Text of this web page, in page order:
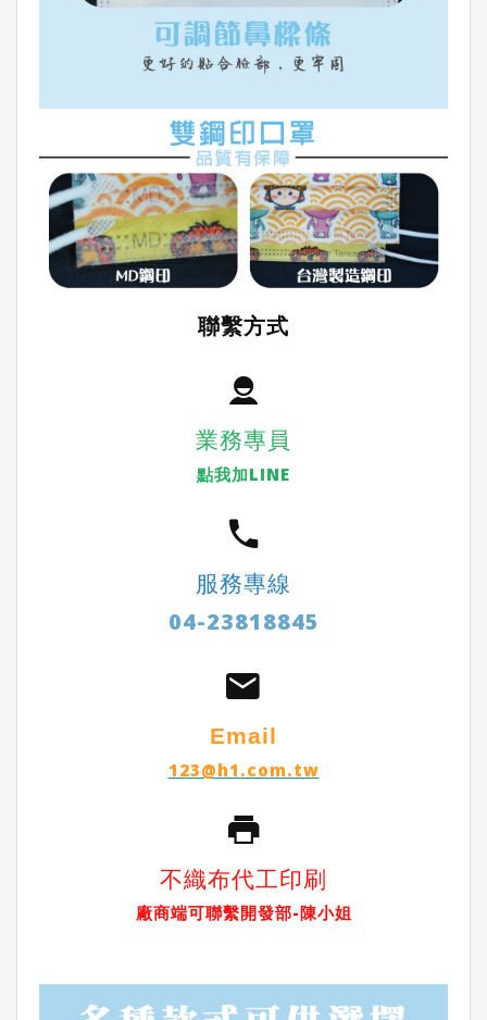
聯繫方式
業務專員
點我加LINE
服務專線
04-23818845
Email
123@h1.com.tw
不織布代工印刷
廠商端可聯繫開發部-陳小姐